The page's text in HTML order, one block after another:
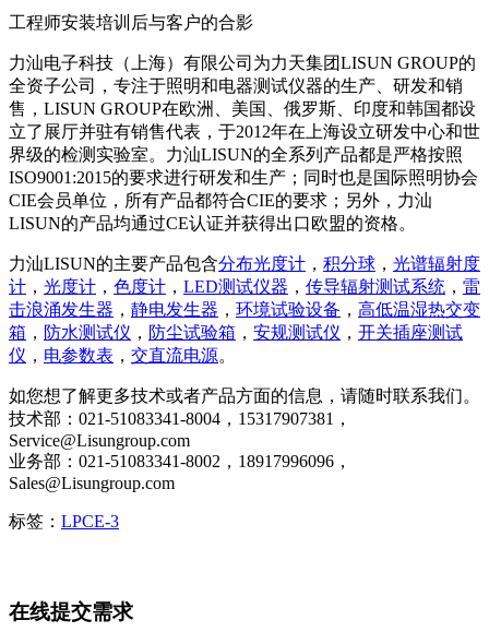
工程师安装培训后与客户的合影
力汕电子科技（上海）有限公司为力天集团LISUN GROUP的
全资子公司，专注于照明和电器测试仪器的生产、研发和销
售，LISUN GROUP在欧洲、美国、俄罗斯、印度和韩国都设
立了展厅并驻有销售代表，于2012年在上海设立研发中心和世
界级的检测实验室。力汕LISUN的全系列产品都是严格按照
ISO9001:2015的要求进行研发和生产；同时也是国际照明协会
CIE会员单位，所有产品都符合CIE的要求；另外，力汕
LISUN的产品均通过CE认证并获得出口欧盟的资格。
力汕LISUN的主要产品包含分布光度计 ， 积分球 ， 光谱辐射度
计 ， 光度计 ， 色度计 ， LED测试仪器 ， 传导辐射测试系统 ， 雷
击浪涌发生器 ， 静电发生器 ， 环境试验设备 ， 高低温湿热交变
箱 ， 防水测试仪 ， 防尘试验箱 ， 安规测试仪 ， 开关插座测试
仪 ， 电参数表 ， 交直流电源。
如您想了解更多技术或者产品方面的信息，请随时联系我们。
技术部：021-51083341-8004，15317907381，
Service@Lisungroup.com
业务部：021-51083341-8002，18917996096，
Sales@Lisungroup.com
标签： LPCE-3
在线提交需求